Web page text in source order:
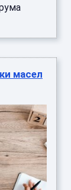
масел